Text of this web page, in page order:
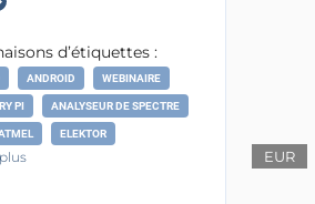
EUR
d’étiquettes :
ANDROID WEBINAIRE
PI ANALYSEUR DE SPECTRE
ELEKTOR